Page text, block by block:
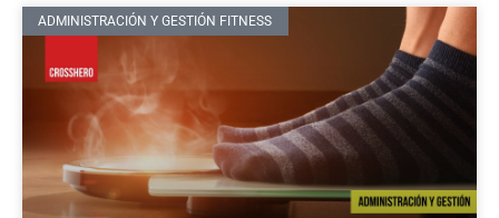
ADMINISTRACIÓN Y GESTIÓN FITNESS